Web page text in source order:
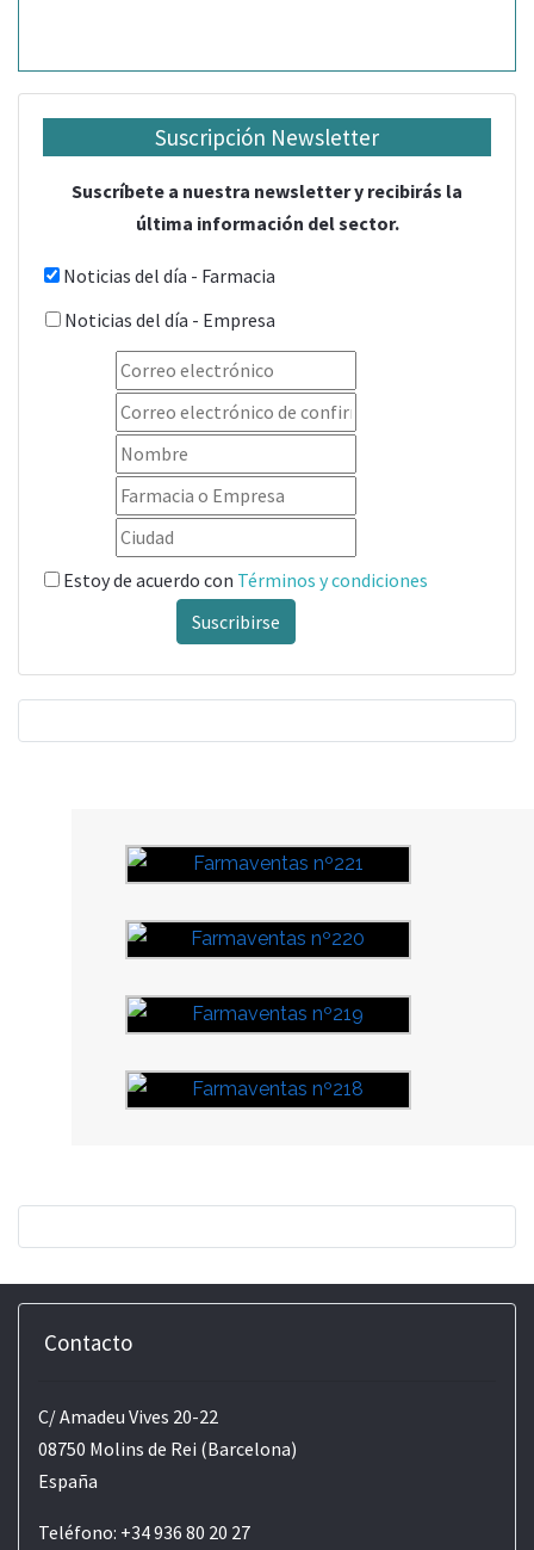
Suscripción Newsletter
Suscríbete a nuestra newsletter y recibirás la
última información del sector.
Noticias del día - Farmacia
Noticias del día - Empresa
Estoy de acuerdo con Términos y condiciones
Suscribirse
Contacto
C/ Amadeu Vives 20-22
08750 Molins de Rei (Barcelona)
España
Teléfono: +34 936 80 20 27